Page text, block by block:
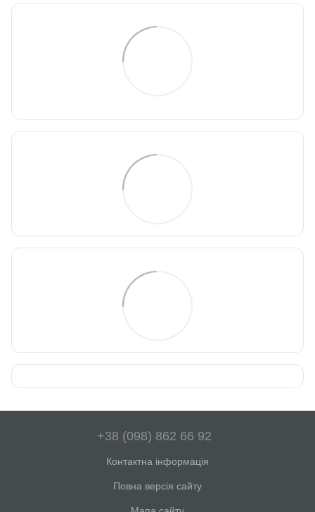
+38 (098) 862 66 92
Контактна інформація
Повна версія сайту